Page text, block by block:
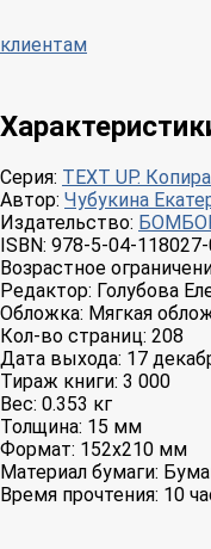
клиентам
Серия: TEXT UP.
Автор: Чубукина
Издательство:
ISBN: 978-5-04-
Возрастное
Редактор: Голубова
Обложка: Мягкая
Кол-во страниц: 208
Дата выхода: 17
Тираж книги: 3 000
Вес: 0.353 кг
Толщина: 15 мм
Формат: 152x210 мм
Материал бумаги:
Время прочтения: 10